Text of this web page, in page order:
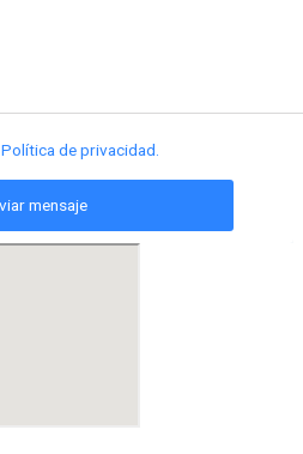
Política de privacidad.